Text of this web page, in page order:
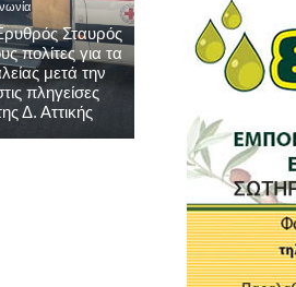
Σταυρός
πολίτες για τα